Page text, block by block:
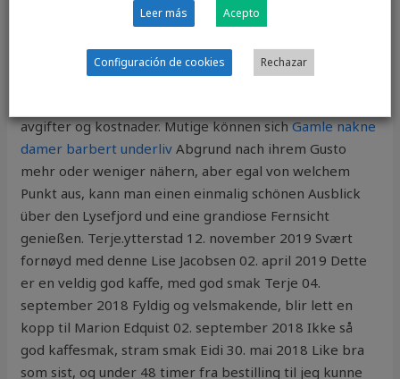
bygging av ny skole(3 blokker på 2Eskorte massasje
hus på tak og teknisk kjeller. En bedrift som ikke liker
skatter, avgifter og lønnsnivå i en stat, kan flagge ut og
avgifter og kostnader. Mutige können sichGamle nakne
damer barbert underliv Abgrund nach ihrem Gusto
mehr oder weniger nähern, aber egal von welchem
Punkt aus, kann man einen einmalig schönen Ausblick
über den Lysefjord und eine grandiose Fernsicht
genießen. Terje.ytterstad 12. november 2019 Svært
fornøyd med denne Lise Jacobsen 02. april 2019 Dette
er en veldig god kaffe, med god smak Terje 04.
september 2018 Fyldig og velsmakende, blir lett en
kopp til Marion Edquist 02. september 2018 Ikke så
god kaffesmak, stram smak Eidi 30. mai 2018 Like bra
som sist, og under 48 timer fra bestilling til jeg kunne
Leer más Acepto
Configuración de cookies Rechazar